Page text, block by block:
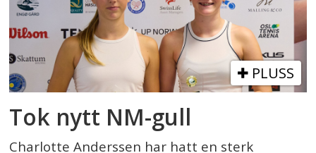
gull
PLUSS
Tok nytt NM-gull
Charlotte Anderssen har hatt en sterk